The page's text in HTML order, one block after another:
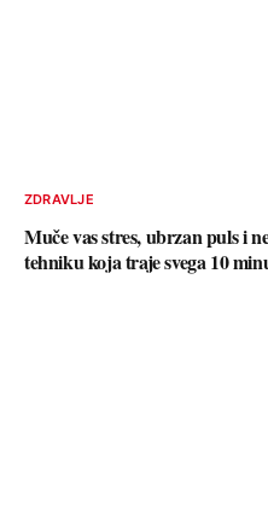
ZDRAVLJE
Muče vas stres, ubrzan puls i
tehniku koja traje svega 10